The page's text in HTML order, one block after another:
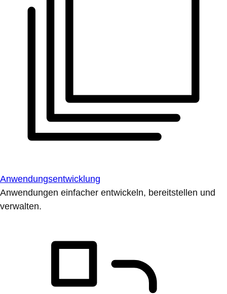
Anwendungsentwicklung
Anwendungen einfacher entwickeln, bereitstellen und
verwalten.